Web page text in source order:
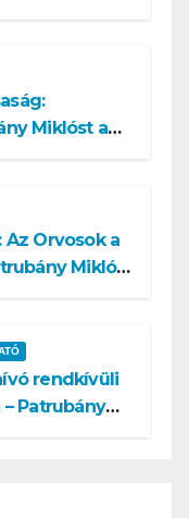
Miklóst a
Az Orvosok a
Miklóst
rendkívüli
Patrubány